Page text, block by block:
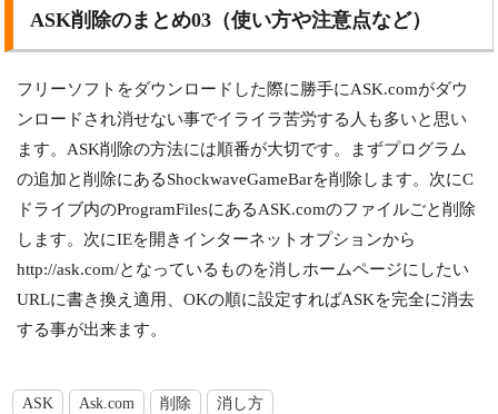
ASK削除のまとめ03（使い方や注意点など）
フリーソフトをダウンロードした際に勝手にASK.comがダウ
ンロードされ消せない事でイライラ苦労する人も多いと思い
ます。ASK削除の方法には順番が大切です。まずプログラム
の追加と削除にあるShockwaveGameBarを削除します。次にC
ドライブ内のProgramFilesにあるASK.comのファイルごと削除
します。次にIEを開きインターネットオプションから
http://ask.com/となっているものを消しホームページにしたい
URLに書き換え適用、OKの順に設定すればASKを完全に消去
する事が出来ます。
ASK Ask.com 削除 消し方